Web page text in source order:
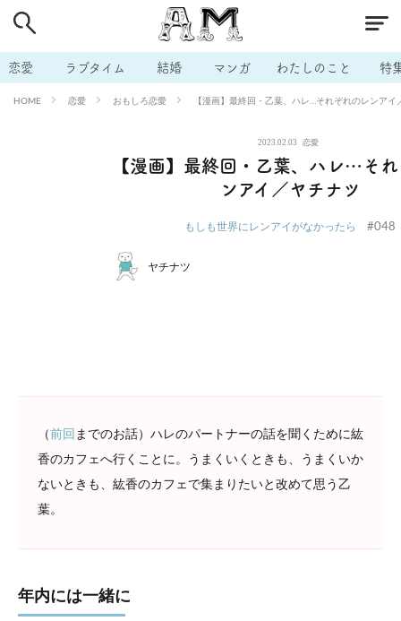
恋愛 ラブタイム 結婚 マンガ わたしのこと 特
HOME 恋愛 おもしろ恋愛 【漫画】最終回・乙葉、ハレ…それぞれのレンアイ
2023.02.03 恋愛
【漫画】最終回・乙葉、ハレ…そ
ンアイ／ヤチナツ
もしも世界にレンアイがなかったら #048
ヤチナツ
（前回 までのお話）ハレのパートナーの話を聞くために紘
香のカフェへ行くことに。うまくいくときも、うまくいか
ないときも、紘香のカフェで集まりたいと改めて思う乙
葉。
年内には一緒に
# 男の本音 # セフレ # 不倫
# 出会う方法 # マッチングアプリ # ラブグッズ # 体の相